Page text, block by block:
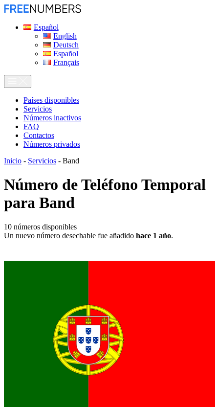
Español
English
Deutsch
Español
Français
Países disponibles
Servicios
Números inactivos
FAQ
Contactos
Números privados
Inicio - Servicios - Band
Número de Teléfono Temporal
para Band
10 números disponibles
Un nuevo número desechable fue añadido hace 1 año.